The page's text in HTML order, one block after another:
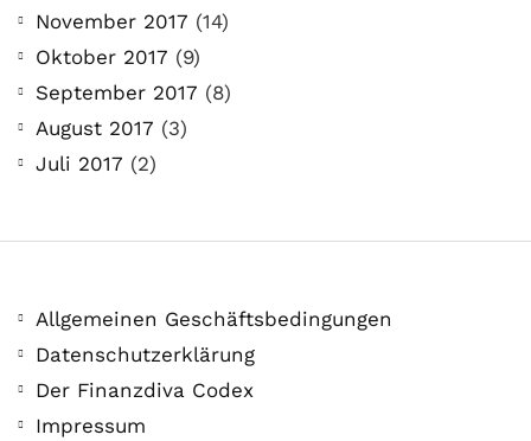
November 2017 (14)
Oktober 2017 (9)
September 2017 (8)
August 2017 (3)
Juli 2017 (2)
Allgemeinen Geschäftsbedingungen
Datenschutzerklärung
Der Finanzdiva Codex
Impressum